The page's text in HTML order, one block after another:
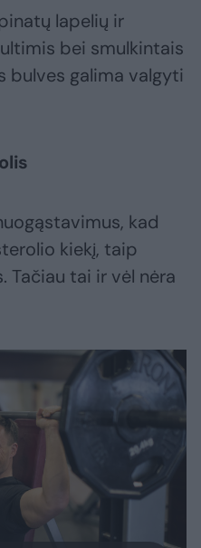
lapelių ir
bei smulkintais
bulves galima valgyti
kad
kiekį, taip
Tačiau tai ir vėl nėra